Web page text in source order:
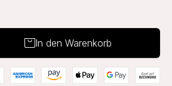
In den Warenkorb